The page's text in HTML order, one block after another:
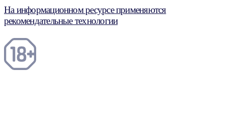
На информационном ресурсе применяются
рекомендательные технологии